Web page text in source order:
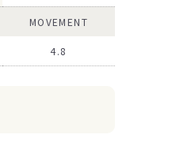
MOVEMENT
4.8